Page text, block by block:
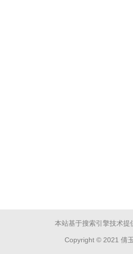
本站基于搜索引擎技术提
Copyright © 2021 倩